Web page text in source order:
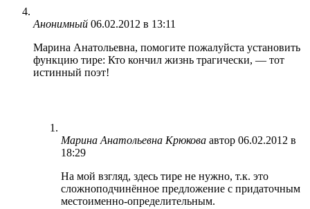
Анонимный 06.02.2012 в 13:11
Марина Анатольевна, помогите пожалуйста установить
функцию тире: Кто кончил жизнь трагически, — тот
истинный поэт!
Марина Анатольевна Крюкова автор 06.02.2012 в
18:29
На мой взгляд, здесь тире не нужно, т.к. это
сложноподчинённое предложение с придаточным
местоименно-определительным.